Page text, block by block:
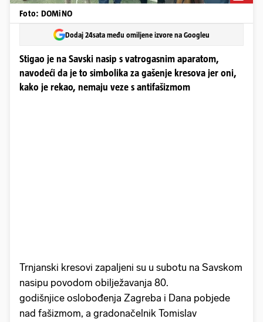
Foto: DOMiNO
Dodaj 24sata među omiljene izvore na Googleu
Stigao je na Savski nasip s vatrogasnim aparatom,
navodeći da je to simbolika za gašenje kresova jer oni,
kako je rekao, nemaju veze s antifašizmom
Trnjanski kresovi zapaljeni su u subotu na Savskom
nasipu povodom obilježavanja 80.
godišnjice oslobođenja Zagreba i Dana pobjede
nad fašizmom, a gradonačelnik Tomislav